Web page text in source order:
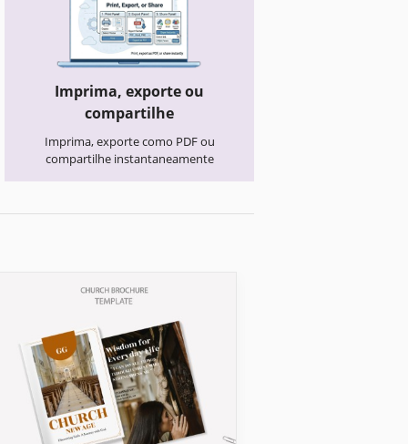
Imprima, exporte ou
compartilhe
Imprima, exporte como PDF ou
compartilhe instantaneamente